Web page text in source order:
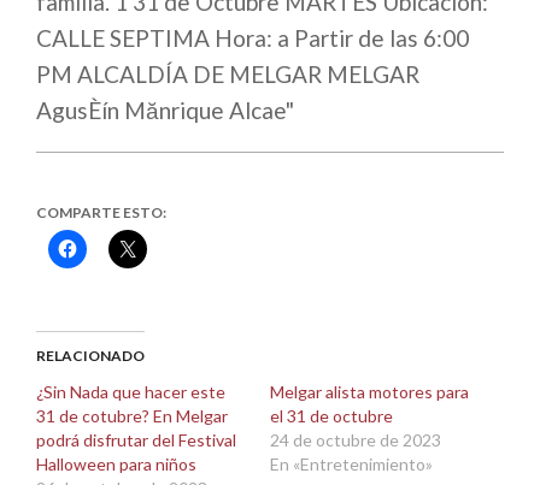
COMPARTE ESTO:
Haz
clic
(Se
abre
una
ventana
nueva)
Haz
clic
(Se
abre
una
ventana
nueva)
RELACIONADO
¿Sin Nada que hacer este
31 de cotubre? En Melgar
podrá disfrutar del Festival
Halloween para niños
Melgar alista motores para
el 31 de octubre
24 de octubre de 2023
En «Entretenimiento»